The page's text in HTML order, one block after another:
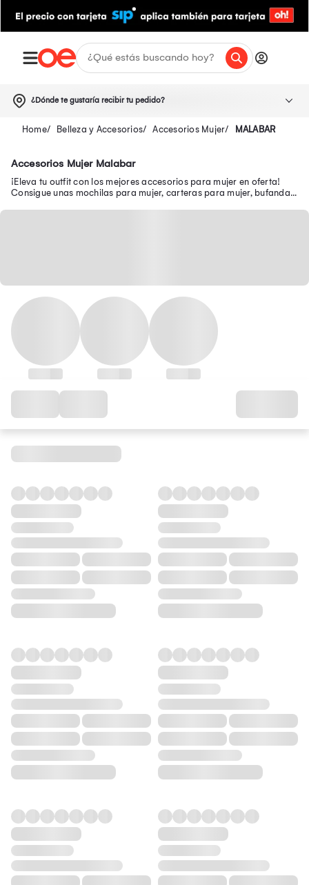
¿Dónde te gustaría recibir tu pedido?
Belleza y Accesorios Accesorios Mujer MALABAR
Accesorios Mujer Malabar
¡Eleva tu outfit con los mejores accesorios para mujer en oferta!
Consigue unas mochilas para mujer, carteras para mujer, bufandas